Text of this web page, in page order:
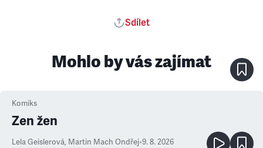
Sdílet
Mohlo by vás zajímat
Komiks
Zen žen
Lela Geislerová, Martin Mach Ondřej•9. 8. 2026